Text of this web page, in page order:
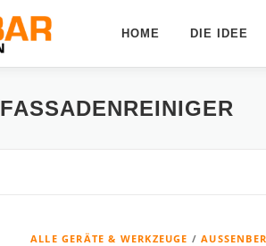
HOME DIE IDEE
FASSADENREINIGER
ALLE GERÄTE & WERKZEUGE /